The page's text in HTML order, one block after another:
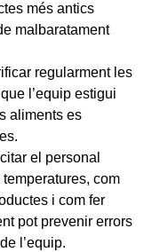
més antics
malbaratament
regularment les
l’equip estigui
aliments es
el personal
com
i com fer
pot prevenir errors
l’equip.